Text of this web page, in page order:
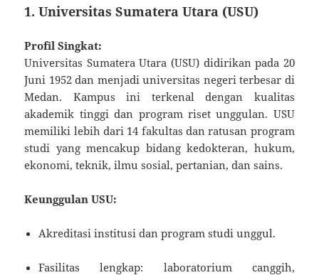
1. Universitas Sumatera Utara (USU)
Profil Singkat:
Universitas Sumatera Utara (USU) didirikan pada 20
Juni 1952 dan menjadi universitas negeri terbesar di
Medan. Kampus ini terkenal dengan kualitas
akademik tinggi dan program riset unggulan. USU
memiliki lebih dari 14 fakultas dan ratusan program
studi yang mencakup bidang kedokteran, hukum,
ekonomi, teknik, ilmu sosial, pertanian, dan sains.
Keunggulan USU:
Akreditasi institusi dan program studi unggul.
Fasilitas lengkap: laboratorium canggih,